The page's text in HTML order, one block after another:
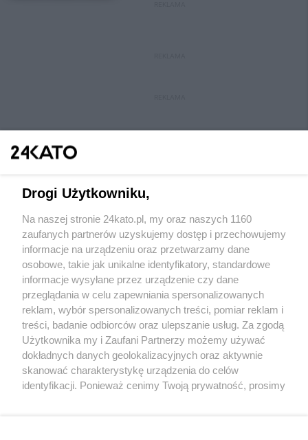
Wydawca mediów lokalnych
Nie zapomnij
zapoznać się z:
polityką prywatności regulamin korzystania z portali
Twojemiasto
Piekary Śląskie
Chorzów
Tarnowskie Góry
Skontakuj sięz nami
Kontakt
Wydawca
Redakcja
Drogi Użytkowniku,
Na naszej stronie 24kato.pl, my oraz naszych 1160
zaufanych partnerów uzyskujemy dostęp i przechowujemy
informacje na urządzeniu oraz przetwarzamy dane
osobowe, takie jak unikalne identyfikatory, standardowe
informacje wysyłane przez urządzenie czy dane
przeglądania w celu zapewniania spersonalizowanych
reklam, wybór spersonalizowanych treści, pomiar reklam i
treści, badanie odbiorców oraz ulepszanie usług. Za zgodą
Użytkownika my i Zaufani Partnerzy możemy używać
dokładnych danych geolokalizacyjnych oraz aktywnie
skanować charakterystykę urządzenia do celów
identyfikacji. Ponieważ cenimy Twoją prywatność, prosimy